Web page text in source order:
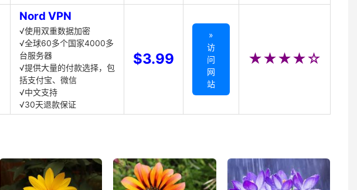
Nord VPN
√使用双重数据加密
√全球60多个国家4000多
台服务器
√提供大量的付款选择，包
括支付宝、微信
√中文支持
√30天退款保证
$3.99
»
访
问
网
站
★★★★☆